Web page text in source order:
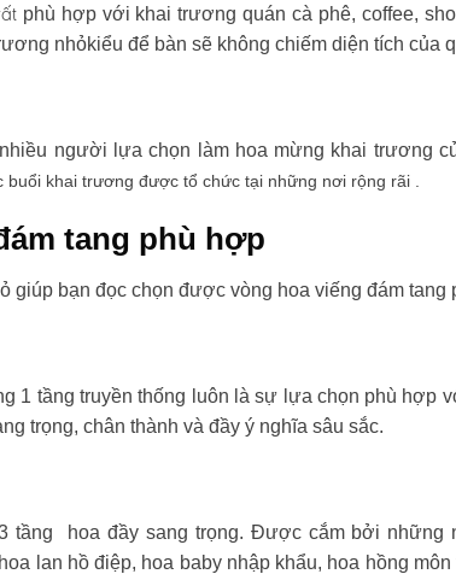
phù hợp với khai trương quán cà phê, coffee,
nhỏkiểu để bàn sẽ không chiếm diện tích của
người lựa chọn làm hoa mừng khai trương
buổi khai trương được tổ chức tại những nơi rộng rãi .
tang phù hợp
giúp bạn đọc chọn được vòng hoa viếng đám tang
1 tầng truyền thống luôn là sự lựa chọn phù hợp
trọng, chân thành và đầy ý nghĩa sâu sắc.
tầng hoa đầy sang trọng. Được cắm bởi những
lan hồ điệp, hoa baby nhập khẩu, hoa hồng